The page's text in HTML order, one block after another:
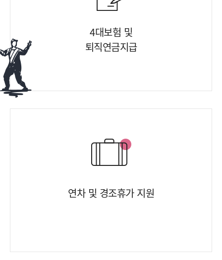
4대보험 및
퇴직연금지급
연차 및 경조휴가 지원